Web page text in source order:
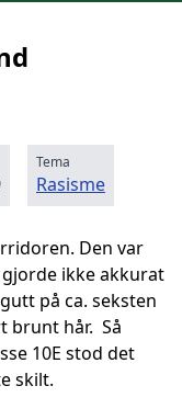
Tema
Rasisme
Den var
ikke akkurat
på ca. seksten
brunt hår. Så
10E stod det
skilt.